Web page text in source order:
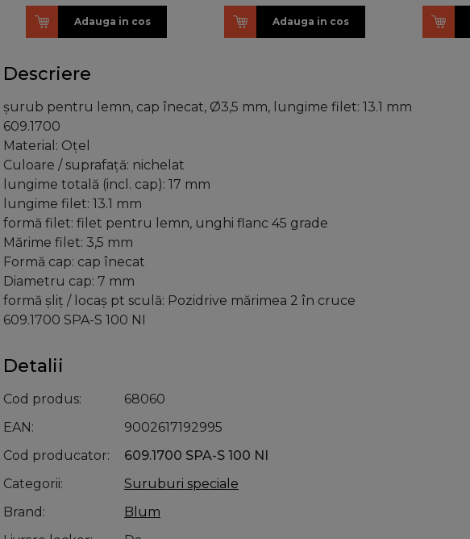
Adauga in cos Adauga in cos
Descriere
şurub pentru lemn, cap înecat, Ø3,5 mm, lungime filet: 13.1 mm
609.1700
Material: Oţel
Culoare / suprafaţă: nichelat
lungime totală (incl. cap): 17 mm
lungime filet: 13.1 mm
formă filet: filet pentru lemn, unghi flanc 45 grade
Mărime filet: 3,5 mm
Formă cap: cap înecat
Diametru cap: 7 mm
formă şliţ / locaş pt sculă: Pozidrive mărimea 2 în cruce
609.1700 SPA-S 100 NI
Detalii
Cod produs
68060
EAN
9002617192995
Cod producator
609.1700 SPA-S 100 NI
Categorii
Suruburi speciale
Brand
Blum